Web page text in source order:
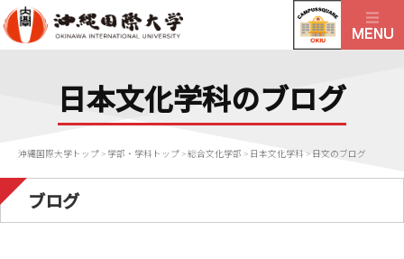
日本文化学科のブログ
沖縄国際大学トップ > 学部・学科トップ >総合文化学部 > 日本文化学科 > 日文のブログ
ブログ